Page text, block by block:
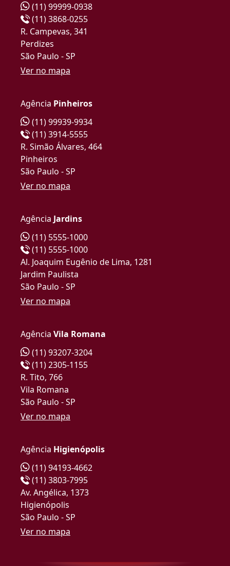
(11) 99999-0938
(11) 3868-0255
R. Campevas, 341
Perdizes
São Paulo - SP
Ver no mapa
Agência Pinheiros
(11) 99939-9934
(11) 3914-5555
R. Simão Álvares, 464
Pinheiros
São Paulo - SP
Ver no mapa
Agência Jardins
(11) 5555-1000
(11) 5555-1000
Al. Joaquim Eugênio de Lima, 1281
Jardim Paulista
São Paulo - SP
Ver no mapa
Agência Vila Romana
(11) 93207-3204
(11) 2305-1155
R. Tito, 766
Vila Romana
São Paulo - SP
Ver no mapa
Agência Higienópolis
(11) 94193-4662
(11) 3803-7995
Av. Angélica, 1373
Higienópolis
São Paulo - SP
Ver no mapa